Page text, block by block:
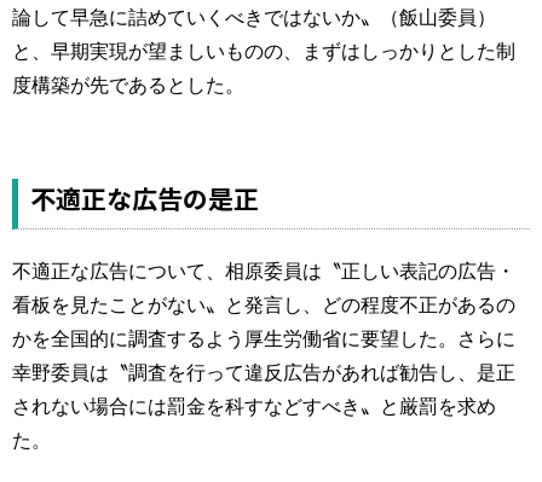
論して早急に詰めていくべきではないか〟（飯山委員）
と、早期実現が望ましいものの、まずはしっかりとした制
度構築が先であるとした。
不適正な広告の是正
不適正な広告について、相原委員は〝正しい表記の広告・
看板を見たことがない〟と発言し、どの程度不正があるの
かを全国的に調査するよう厚生労働省に要望した。さらに
幸野委員は〝調査を行って違反広告があれば勧告し、是正
されない場合には罰金を科すなどすべき〟と厳罰を求め
た。